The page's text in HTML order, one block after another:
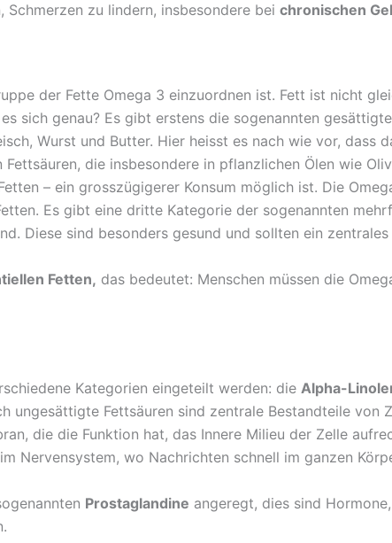
zu lindern, insbesondere bei chronischen
der Fette Omega 3 einzuordnen ist. Fett ist nicht
sich genau? Es gibt erstens die sogenannten
Wurst und Butter. Hier heisst es nach wie vor, dass
die insbesondere in pflanzlichen Ölen wie
– ein grosszügigerer Konsum möglich ist. Die
Es gibt eine dritte Kategorie der sogenannten
Diese sind besonders gesund und sollten ein
Fetten, das bedeutet: Menschen müssen die
Kategorien eingeteilt werden: die Alpha-
ungesättigte Fettsäuren sind zentrale Bestandteile von
die die Funktion hat, das Innere Milieu der Zelle
Nervensystem, wo Nachrichten schnell im ganzen
Prostaglandine angeregt, dies sind